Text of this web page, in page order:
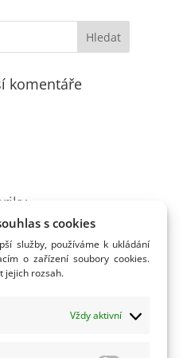
s cookies
služby, používáme k ukládání
o zařízení soubory cookies.
jejich rozsah.
Vždy aktivní
komentáře